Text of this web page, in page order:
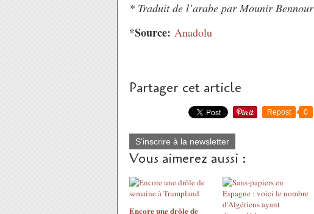
* Traduit de l’arabe par Mounir Bennour
*Source: Anadolu
Partager cet article
Repost 0
S'inscrire à la newsletter
Vous aimerez aussi :
Encore une drôle de